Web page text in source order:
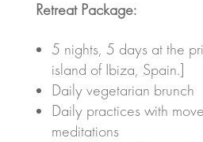
Retreat Package:
5 nights, 5 days at the
island of Ibiza, Spain.]
Daily vegetarian brunch
Daily practices with
meditations